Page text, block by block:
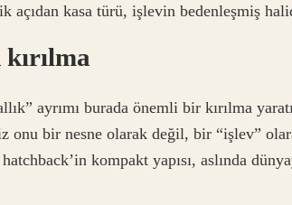
açıdan kasa türü, işlevin bedenleşmiş
ayrımı burada önemli bir kırılma
onu bir nesne olarak değil, bir “işlev”
kompakt yapısı, aslında